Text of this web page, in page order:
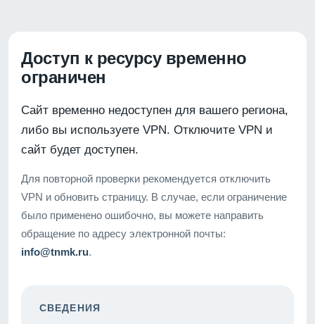
Доступ к ресурсу временно
ограничен
Сайт временно недоступен для вашего региона,
либо вы используете VPN. Отключите VPN и
сайт будет доступен.
Для повторной проверки рекомендуется отключить
VPN и обновить страницу. В случае, если ограничение
было применено ошибочно, вы можете направить
обращение по адресу электронной почты:
info@tnmk.ru.
СВЕДЕНИЯ